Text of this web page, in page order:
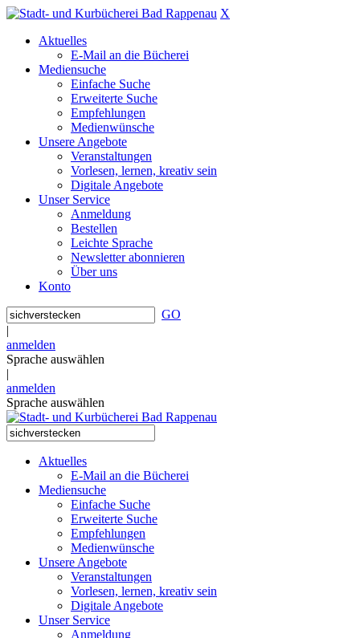
X
Aktuelles
E-Mail an die Bücherei
Mediensuche
Einfache Suche
Erweiterte Suche
Empfehlungen
Medienwünsche
Unsere Angebote
Veranstaltungen
Vorlesen, lernen, kreativ sein
Digitale Angebote
Unser Service
Anmeldung
Bestellen
Leichte Sprache
Newsletter abonnieren
Über uns
Konto
GO
|
anmelden
Sprache auswählen
|
anmelden
Sprache auswählen
Aktuelles
E-Mail an die Bücherei
Mediensuche
Einfache Suche
Erweiterte Suche
Empfehlungen
Medienwünsche
Unsere Angebote
Veranstaltungen
Vorlesen, lernen, kreativ sein
Digitale Angebote
Unser Service
Anmeldung